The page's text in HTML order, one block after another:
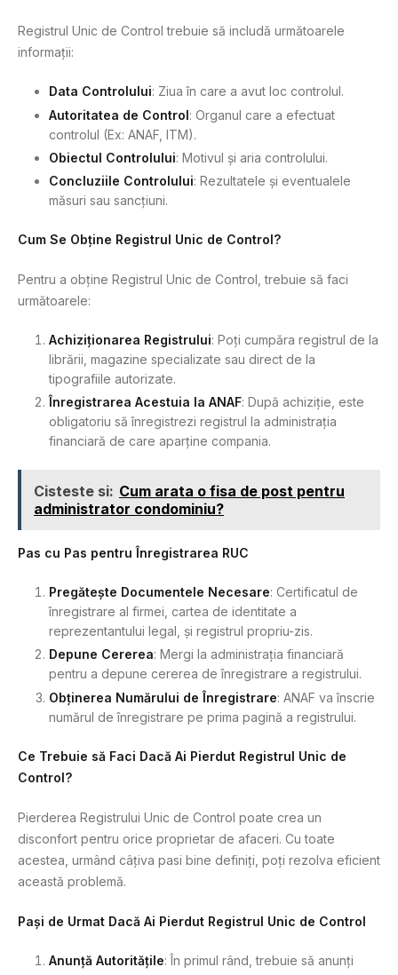
Registrul Unic de Control trebuie să includă următoarele
informații:
Data Controlului: Ziua în care a avut loc controlul.
Autoritatea de Control: Organul care a efectuat
controlul (Ex: ANAF, ITM).
Obiectul Controlului: Motivul și aria controlului.
Concluziile Controlului: Rezultatele și eventualele
măsuri sau sancțiuni.
Cum Se Obține Registrul Unic de Control?
Pentru a obține Registrul Unic de Control, trebuie să faci
următoarele:
Achiziționarea Registrului: Poți cumpăra registrul de la
librării, magazine specializate sau direct de la
tipografiile autorizate.
Înregistrarea Acestuia la ANAF: După achiziție, este
obligatoriu să înregistrezi registrul la administrația
financiară de care aparține compania.
Cisteste si: Cum arata o fisa de post pentru
administrator condominiu?
Pas cu Pas pentru Înregistrarea RUC
Pregătește Documentele Necesare: Certificatul de
înregistrare al firmei, cartea de identitate a
reprezentantului legal, și registrul propriu-zis.
Depune Cererea: Mergi la administrația financiară
pentru a depune cererea de înregistrare a registrului.
Obținerea Numărului de Înregistrare: ANAF va înscrie
numărul de înregistrare pe prima pagină a registrului.
Ce Trebuie să Faci Dacă Ai Pierdut Registrul Unic de
Control?
Pierderea Registrului Unic de Control poate crea un
disconfort pentru orice proprietar de afaceri. Cu toate
acestea, urmând câțiva pasi bine definiți, poți rezolva eficient
această problemă.
Pași de Urmat Dacă Ai Pierdut Registrul Unic de Control
Anunță Autoritățile: În primul rând, trebuie să anunți